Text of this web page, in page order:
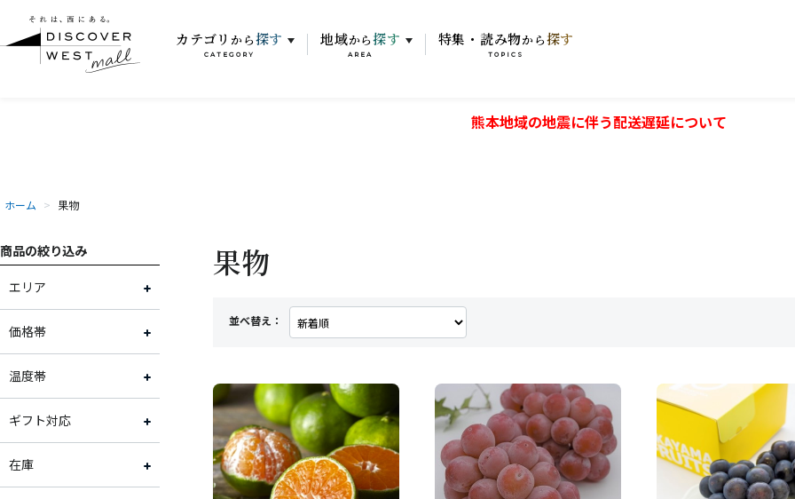
カテゴリ から 探す
CATEGORY
地域から 探す
AREA
特集・読み物から 探す
TOPICS
熊本地域の地震に伴う配送遅延について
ホーム > 果物
商品の絞り込み
エリア
大阪府
兵庫県
奈良県
和歌山県
価格帯
2,001円～3,000円
3,001円～4,000円
4,001円～5,000円
温度帯
常温
冷蔵
ギフト対応
ギフト対応可
在庫
果物
並べ替え：